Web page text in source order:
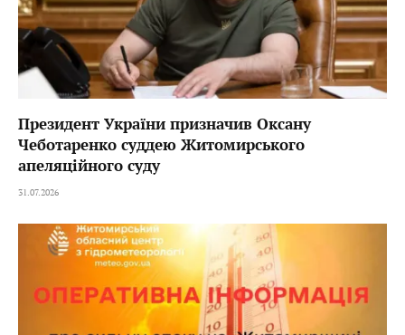
Президент України призначив Оксану
Чеботаренко суддею Житомирського
апеляційного суду
31.07.2026